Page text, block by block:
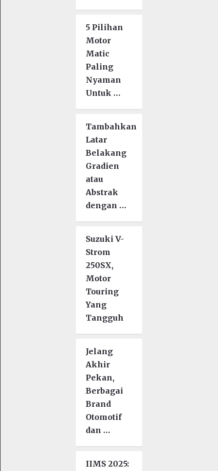
5 Pilihan
Motor
Matic
Paling
Nyaman
Untuk …
Tambahkan
Latar
Belakang
Gradien
atau
Abstrak
dengan …
Suzuki V-
Strom
250SX,
Motor
Touring
Yang
Tangguh
Jelang
Akhir
Pekan,
Berbagai
Brand
Otomotif
dan …
IIMS 2025: